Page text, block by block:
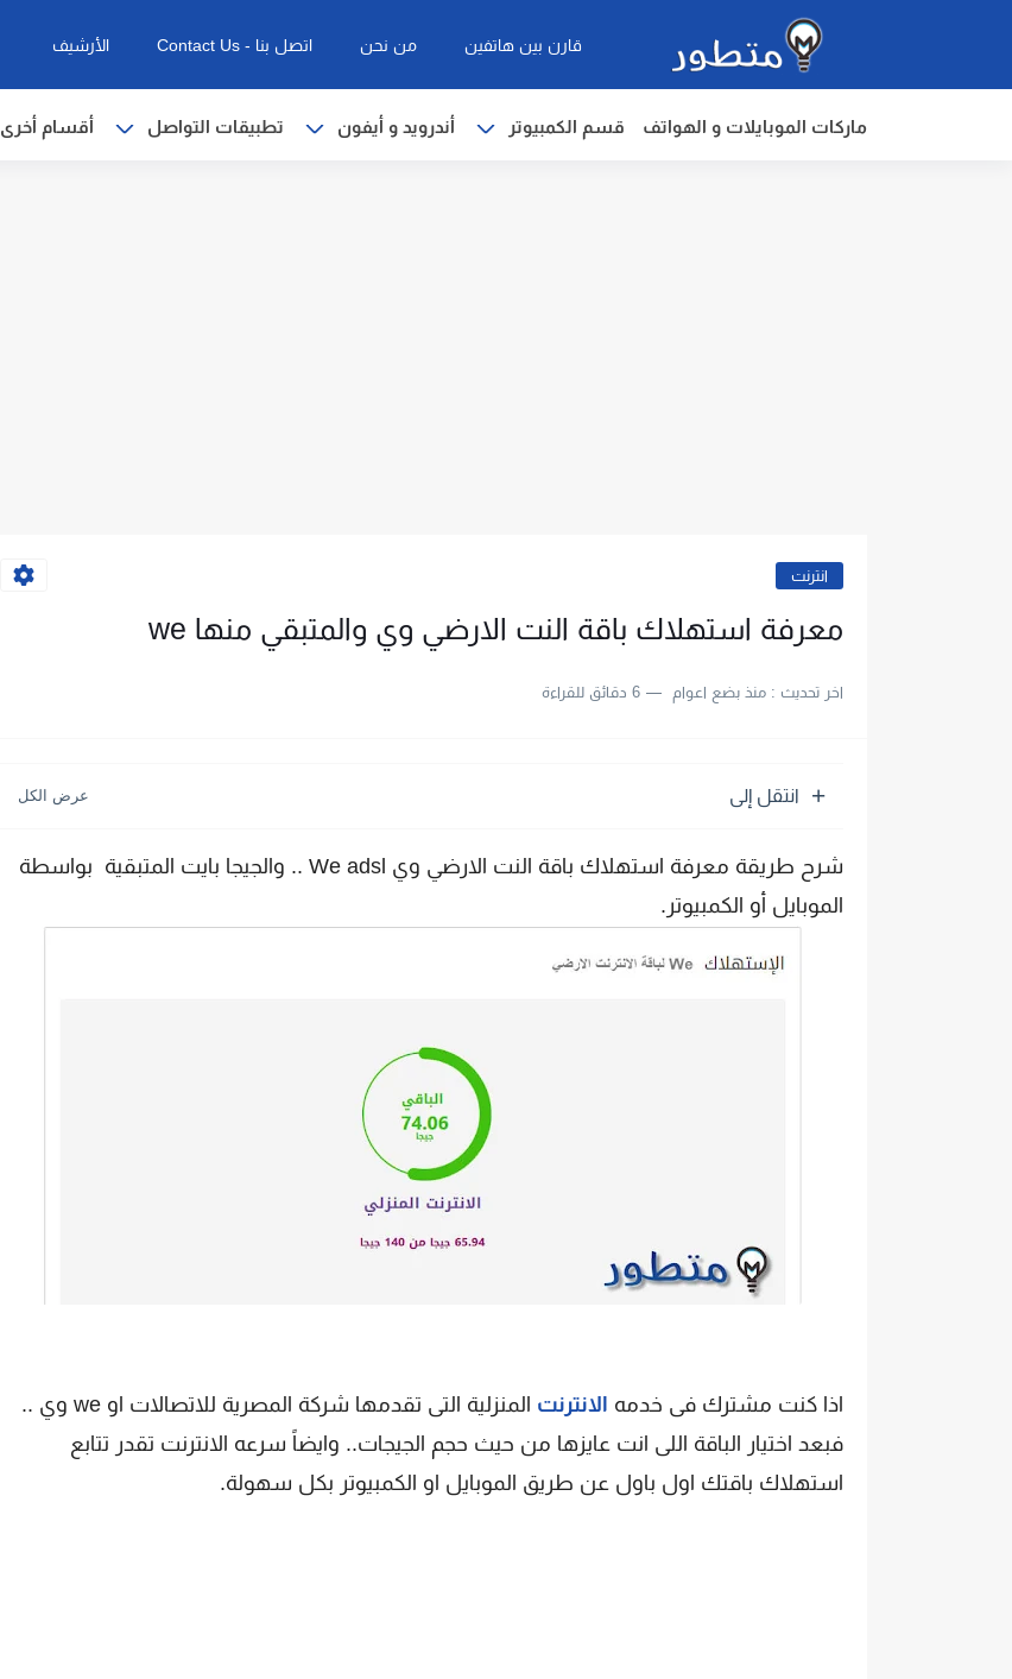
قارن بين هاتفين من نحن اتصل بنا - Contact Us الأرشيف
ماركات الموبايلات و الهواتف قسم الكمبيوتر أندرويد و أيفون تطبيقات التواصل أقسام أخرى
انترنت
معرفة استهلاك باقة النت الارضي وي والمتبقي منها we
اخر تحديث : منذ بضع اعوام 6 دقائق للقراءة
انتقل إلى
شرح طريقة معرفة استهلاك باقة النت الارضي وي We adsl .. والجيجا بايت المتبقية بواسطة
الموبايل أو الكمبيوتر.
اذا كنت مشترك فى خدمه الانترنت
المنزلية التى تقدمها شركة المصرية للاتصالات او we وي ..
فبعد اختيار الباقة اللى انت عايزها من حيث حجم الجيجات.. وايضاً سرعه الانترنت تقدر تتابع
استهلاك باقتك اول باول عن طريق الموبايل او الكمبيوتر بكل سهولة.